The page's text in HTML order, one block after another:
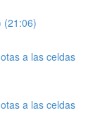
(21:06)
a las celdas
a las celdas